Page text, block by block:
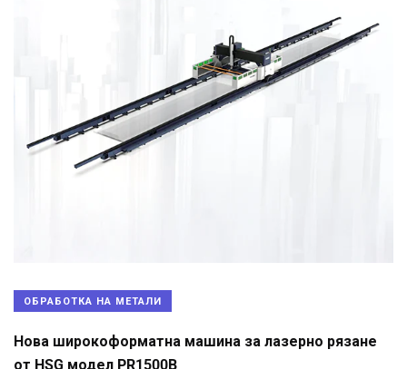
ОБРАБОТКА НА МЕТАЛИ
Нова широкоформатна машина за лазерно рязане
от HSG модел PR1500B